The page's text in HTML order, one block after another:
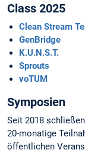
Class 2025
Clean Stream
GenBridge
K.U.N.S.T.
Sprouts
voTUM
Symposien
Seit 2018
20-monatige
öffentlichen